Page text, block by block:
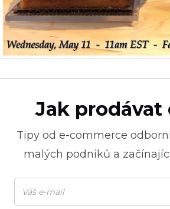
Jak prodávat
Tipy od e-commerce
malých podniků a